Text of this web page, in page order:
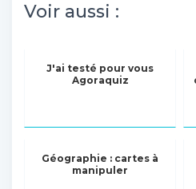
Voir aussi :
J'ai testé pour vous
Agoraquiz
Géographie : cartes à
manipuler